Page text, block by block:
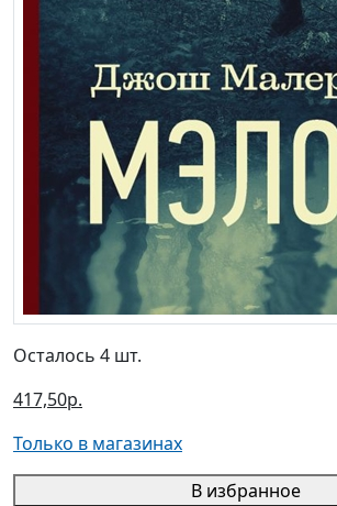
Осталось 4 шт.
417,50р.
Только в магазинах
В избранное